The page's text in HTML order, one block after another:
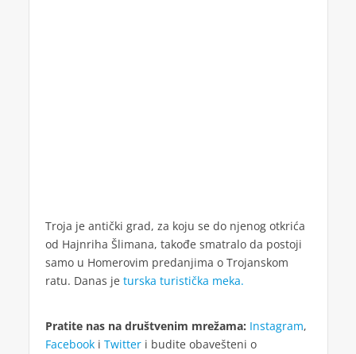
Troja je antički grad, za koju se do njenog otkrića
od Hajnriha Šlimana, takođe smatralo da postoji
samo u Homerovim predanjima o Trojanskom
ratu. Danas je turska turistička meka.
Pratite nas na društvenim mrežama: Instagram,
Facebooki Twitteri budite obavešteni o